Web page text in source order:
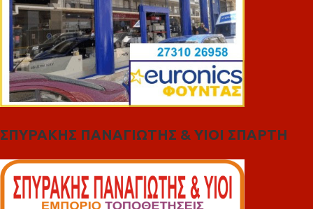
ΣΠΥΡΑΚΗΣ ΠΑΝΑΓΙΩΤΗΣ & YIOI ΣΠΑΡΤΗ